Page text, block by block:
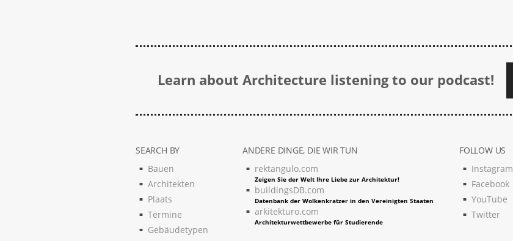
Learn about Architecture listening to our podcast!
SEARCH BY
Bauen
Architekten
Plaats
Termine
Gebäudetypen
ANDERE DINGE, DIE WIR TUN
rektangulo.com
Zeigen Sie der Welt Ihre Liebe zur Architektur!
buildingsDB.com
Datenbank der Wolkenkratzer in den Vereinigten Staaten
arkitekturo.com
Architekturwettbewerbe für Studierende
FOLLOW US
Instagram
Facebook
YouTube
Twitter